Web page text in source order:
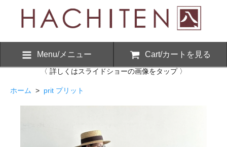
Menu/メニュー Cart/カートを見る
〈 詳しくはスライドショーの画像をタップ 〉
ホーム > prit プリット